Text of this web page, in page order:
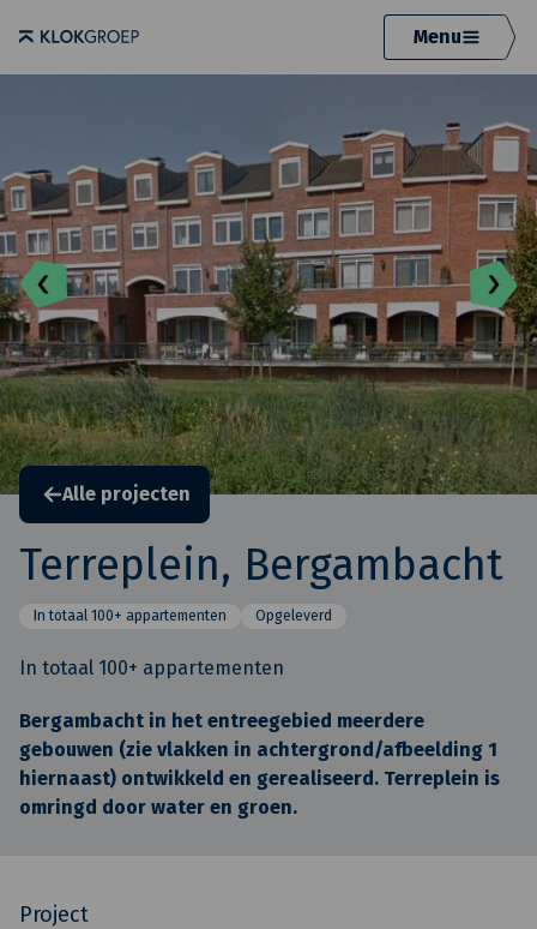
Menu
Alle projecten
Terreplein, Bergambacht
In totaal 100+ appartementen Opgeleverd
In totaal 100+ appartementen
Bergambacht in het entreegebied meerdere
gebouwen (zie vlakken in achtergrond/afbeelding 1
hiernaast) ontwikkeld en gerealiseerd. Terreplein is
omringd door water en groen.
Project